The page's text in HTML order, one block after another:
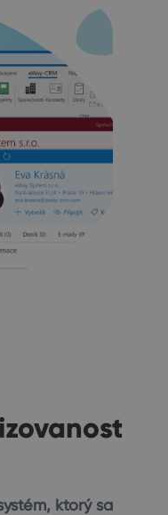
ktorý sa